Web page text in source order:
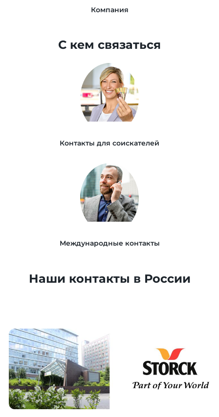
Компания
С кем связаться
Контакты для соискателей
Международные контакты
Наши контакты в России